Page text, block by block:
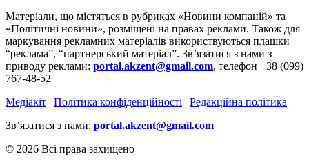
Матеріали, що містяться в рубриках «Новини компаній» та
«Політичні новини», розміщені на правах реклами. Також для
маркування рекламних матеріалів використвуються плашки
“реклама”, “партнерський матеріал”. Зв’язатися з нами з
приводу реклами: portal.akzent@gmail.com, телефон +38 (099)
767-48-52
Медіакіт | Політика конфіденційності | Редакційна політика
Зв’язатися з нами: portal.akzent@gmail.com
© 2026 Всі права захищено